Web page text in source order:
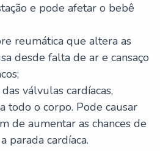
e pode afetar o bebê
reumática que altera as
desde falta de ar e cansaço
válvulas cardíacas,
todo o corpo. Pode causar
de aumentar as chances de
parada cardíaca.